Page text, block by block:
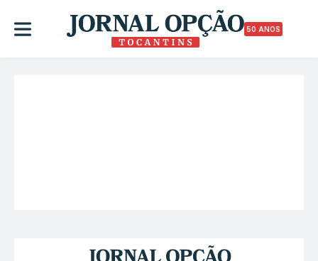
50 ANOS